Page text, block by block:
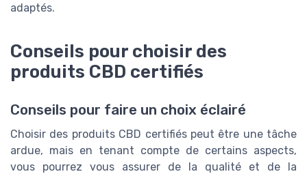
adaptés.
Conseils pour choisir des
produits CBD certifiés
Conseils pour faire un choix éclairé
Choisir des produits CBD certifiés peut être une tâche
ardue, mais en tenant compte de certains aspects,
vous pourrez vous assurer de la qualité et de la